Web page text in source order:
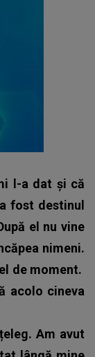
l-a dat și că
fost destinul
el nu vine
nimeni.
de moment.
acolo cineva
Am avut